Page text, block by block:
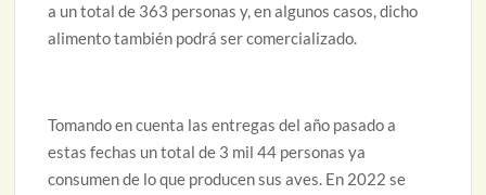
a un total de 363 personas y, en algunos casos, dicho
alimento también podrá ser comercializado.
Tomando en cuenta las entregas del año pasado a
estas fechas un total de 3 mil 44 personas ya
consumen de lo que producen sus aves. En 2022 se